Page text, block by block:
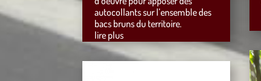
autocollants sur l’ensemble des
bacs bruns du territoire.
lire plus